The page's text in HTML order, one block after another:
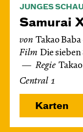
JUNGES
Samurai
von Takao
Film Die
Regie
Central 1
Karten